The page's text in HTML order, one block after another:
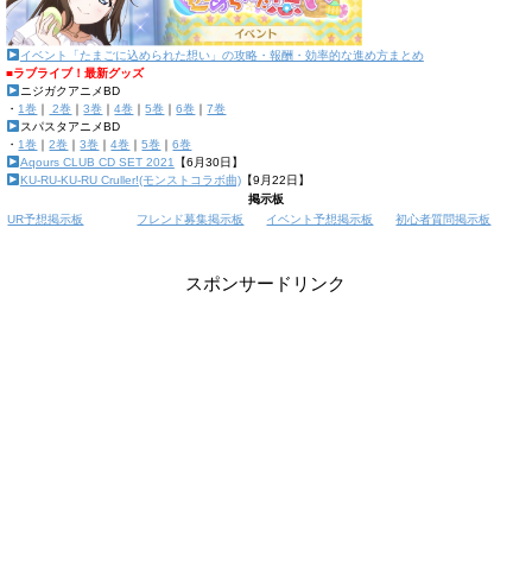
イベント「たまごに込められた想い」の攻略・報酬・効率的な進め方まとめ
■ラブライブ！最新グッズ
ニジガクアニメBD
・ 1巻 ｜ 2巻 ｜3巻 ｜4巻 ｜5巻 ｜6巻 ｜7巻
スパスタアニメBD
・ 1巻 ｜2巻 ｜3巻 ｜4巻 ｜5巻 ｜6巻
Aqours CLUB CD SET 2021
【6月30日】
KU-RU-KU-RU Cruller!(モンストコラボ曲)【9月22日】
掲示板
UR予想掲示板
フレンド募集掲示板 イベント予想掲示板 初心者質問掲示板
スポンサードリンク